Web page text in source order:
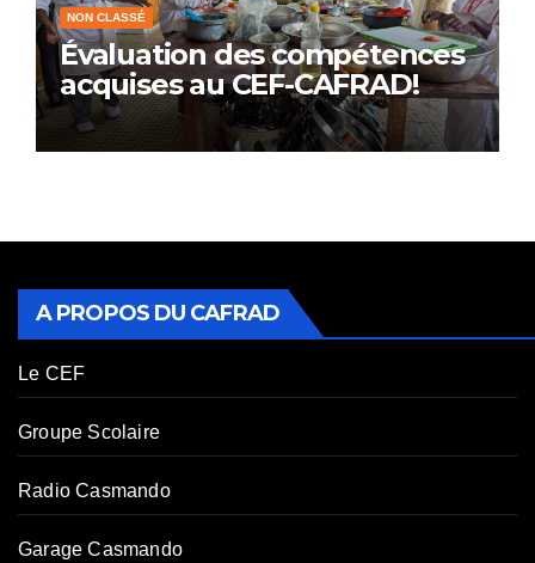
NON CLASSÉ
Évaluation des compétences
acquises au CEF-CAFRAD!
A PROPOS DU CAFRAD
Le CEF
Groupe Scolaire
Radio Casmando
Garage Casmando